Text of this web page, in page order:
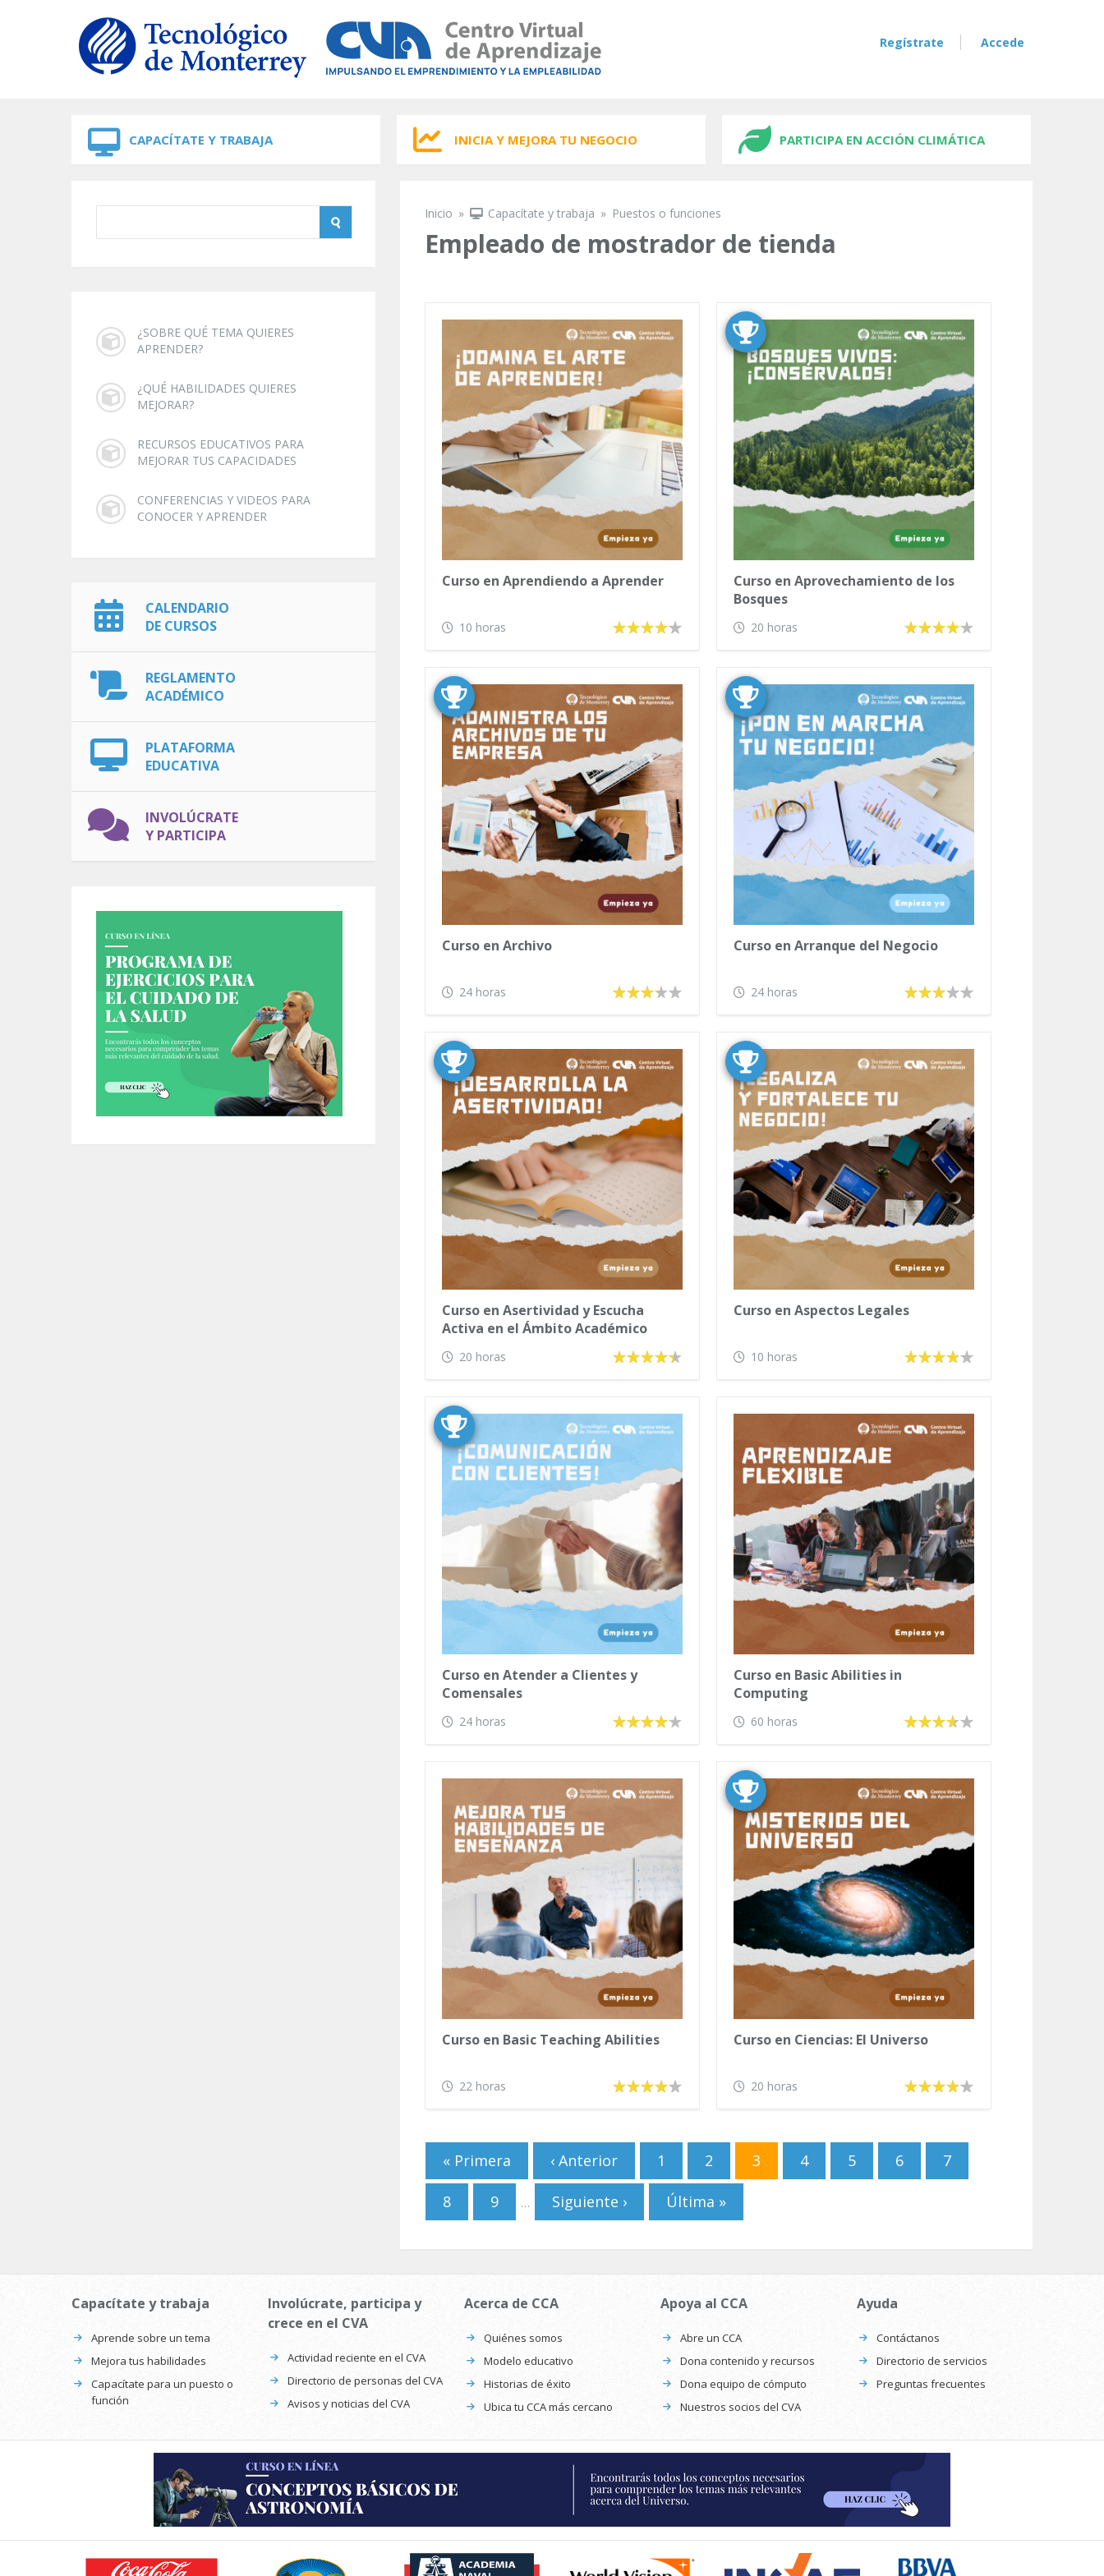
Regístrate Accede
CAPACÍTATE Y TRABAJA INICIA Y MEJORA TU NEGOCIO PARTICIPA EN ACCIÓN CLIMÁTICA
¿SOBRE QUÉ TEMA QUIERES
APRENDER?
¿QUÉ HABILIDADES QUIERES
MEJORAR?
RECURSOS EDUCATIVOS PARA
MEJORAR TUS CAPACIDADES
CONFERENCIAS Y VIDEOS PARA
CONOCER Y APRENDER
CALENDARIO
DE CURSOS
REGLAMENTO
ACADÉMICO
PLATAFORMA
EDUCATIVA
INVOLÚCRATE
Y PARTICIPA
Se encuentra usted aquí
Inicio » Capacítate y trabaja » Puestos o funciones
Empleado de mostrador de tienda
Curso en Aprendiendo a Aprender
10 horas
Curso en Aprovechamiento de los
Bosques
20 horas
Curso en Archivo
24 horas
Curso en Arranque del Negocio
24 horas
Curso en Asertividad y Escucha
Activa en el Ámbito Académico
20 horas
Curso en Aspectos Legales
10 horas
Curso en Atender a Clientes y
Comensales
24 horas
Curso en Basic Abilities in
Computing
60 horas
Curso en Basic Teaching Abilities
22 horas
Curso en Ciencias: El Universo
20 horas
Páginas
« Primera ‹ Anterior 1 2 3 4 5 6 7
8 9 … Siguiente › Última »
Capacítate y trabaja
Aprende sobre un tema
Mejora tus habilidades
Capacítate para un puesto o
función
Involúcrate, participa y
crece en el CVA
Actividad reciente en el CVA
Directorio de personas del CVA
Avisos y noticias del CVA
Acerca de CCA
Quiénes somos
Modelo educativo
Historias de éxito
Ubica tu CCA más cercano
Apoya al CCA
Abre un CCA
Dona contenido y recursos
Dona equipo de cómputo
Nuestros socios del CVA
Ayuda
Contáctanos
Directorio de servicios
Preguntas frecuentes